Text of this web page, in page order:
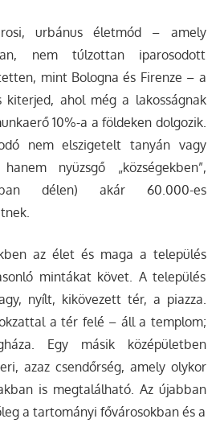
urbánus életmód – amely
nem túlzottan iparosodott
mint Bologna és Firenze – a
ahol még a lakosságnak
10%-a a földeken dolgozik.
nem elszigetelt tanyán vagy
nyüzsgő „községekben”,
délen) akár 60.000-es
az élet és maga a település
mintákat követ. A település
nyílt, kikövezett tér, a piazza.
a tér felé – áll a templom;
Egy másik középületben
azaz csendőrség, amely olykor
is megtalálható. Az újabban
a tartományi fővárosokban és a